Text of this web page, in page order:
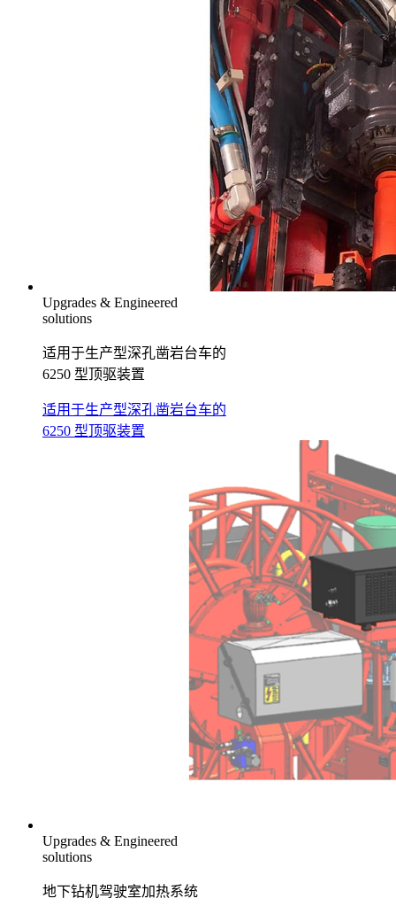
Upgrades & Engineered
solutions
适用于生产型深孔凿岩台车的
6250 型顶驱装置
适用于生产型深孔凿岩台车的
6250 型顶驱装置
Upgrades & Engineered
solutions
地下钻机驾驶室加热系统